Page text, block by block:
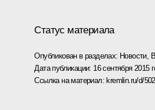
Статус материала
Опубликован в разделах: Новости,
Дата публикации: 16 сентября 2015
Ссылка на материал: kremlin.ru/d/